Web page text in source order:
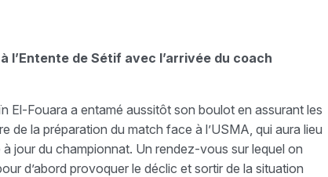
l’Entente de Sétif avec l’arrivée du coach
El-Fouara a entamé aussitôt son boulot en assurant les
de la préparation du match face à l’USMA, qui aura lieu
jour du championnat. Un rendez-vous sur lequel on
d’abord provoquer le déclic et sortir de la situation